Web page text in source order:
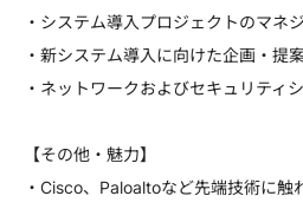
・システム導入プロジェクトのマネ
・新システム導入に向けた企画・提
・ネットワークおよびセキュリティ
【その他・魅力】
・Cisco、Paloaltoなど先端技術に触